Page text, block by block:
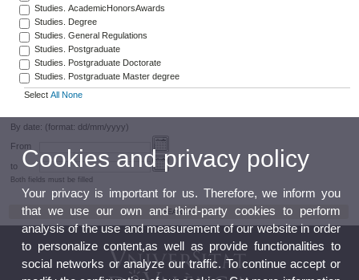
Studies. AcademicHonorsAwards
Studies. Degree
Studies. General Regulations
Studies. Postgraduate
Studies. Postgraduate Doctorate
Studies. Postgraduate Master degree
Select All None
By date: (format: dd/mm/yyyy)
From
to
Both fields must be filled
Cookies and privacy policy
Your privacy is important for us. Therefore, we inform you
that we use our own and third-party cookies to perform
analysis of the use and measurement of our website in order
to personalize content,as well as provide functionalities to
social networks or analyze our traffic. To continue accept or